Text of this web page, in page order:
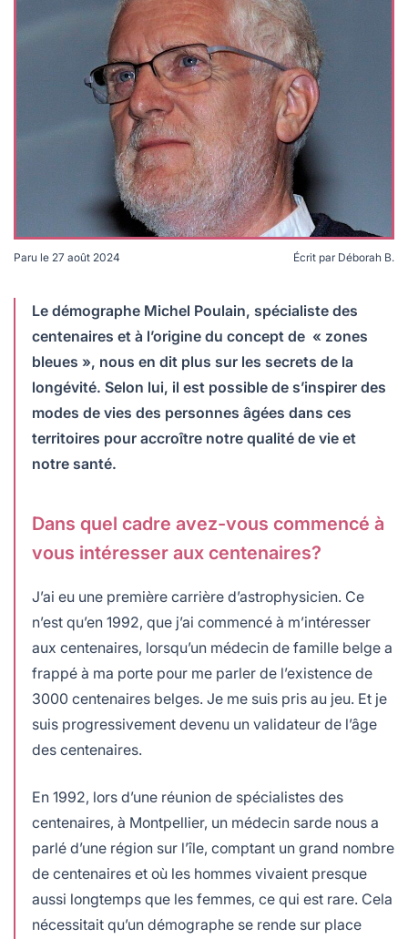
de zones bleues. Crédits Michel Poulain.
Paru le 27 août 2024 Écrit par Déborah B.
Le démographe Michel Poulain, spécialiste des
centenaires et à l’origine du concept de « zones
bleues », nous en dit plus sur les secrets de la
longévité. Selon lui, il est possible de s’inspirer des
modes de vies des personnes âgées dans ces
territoires pour accroître notre qualité de vie et
notre santé.
Dans quel cadre avez-vous commencé à
vous intéresser aux centenaires?
J’ai eu une première carrière d’astrophysicien. Ce
n’est qu’en 1992, que j’ai commencé à m’intéresser
aux centenaires, lorsqu’un médecin de famille belge a
frappé à ma porte pour me parler de l’existence de
3000 centenaires belges. Je me suis pris au jeu. Et je
suis progressivement devenu un validateur de l’âge
des centenaires.
En 1992, lors d’une réunion de spécialistes des
centenaires, à Montpellier, un médecin sarde nous a
parlé d’une région sur l’île, comptant un grand nombre
de centenaires et où les hommes vivaient presque
aussi longtemps que les femmes, ce qui est rare. Cela
nécessitait qu’un démographe se rende sur place